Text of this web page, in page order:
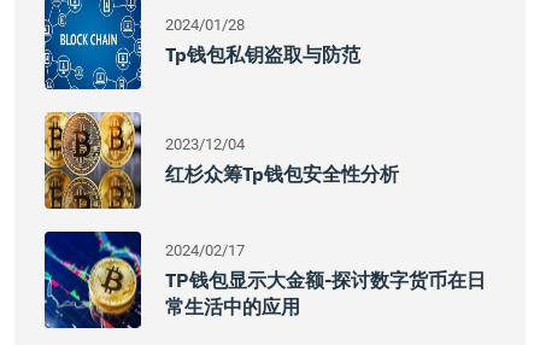
2024/01/28
Tp钱包私钥盗取与防范
2023/12/04
红杉众筹tp钱包安全性分析
2024/02/17
TP钱包显示大金额-探讨数字货币在日
常生活中的应用